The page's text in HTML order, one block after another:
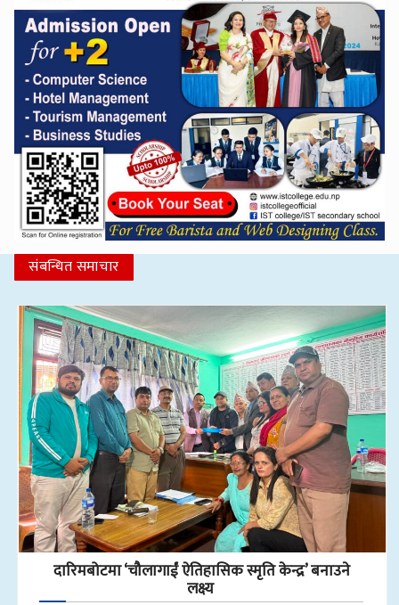
संबन्धित समाचार
दारिमबोटमा ‘चौलागाईं ऐतिहासिक स्मृति केन्द्र’ बनाउने
लक्ष्य